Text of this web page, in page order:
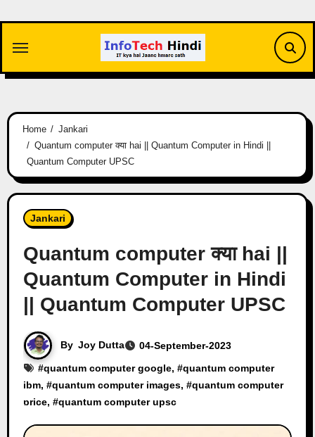
content
Home
Jankari
Quantum computer क्या hai || Quantum Computer in Hindi ||
Quantum Computer UPSC
Jankari
Quantum computer क्या hai ||
Quantum Computer in Hindi
|| Quantum Computer UPSC
By Joy Dutta
04-September-2023
#quantum computer google, #quantum computer
ibm, #quantum computer images, #quantum computer
price, #quantum computer upsc